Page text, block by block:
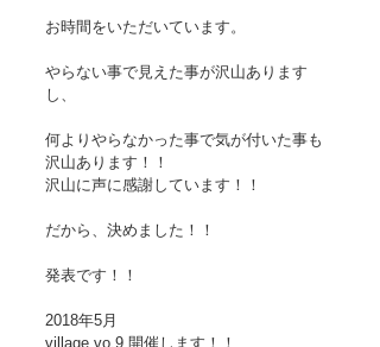
お時間をいただいています。
やらない事で見えた事が沢山あります
し、
何よりやらなかった事で気が付いた事も
沢山あります！！
沢山に声に感謝しています！！
だから、決めました！！
発表です！！
2018年5月
village vo.9 開催します！！